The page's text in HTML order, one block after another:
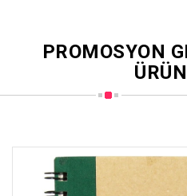
PROMOSYON